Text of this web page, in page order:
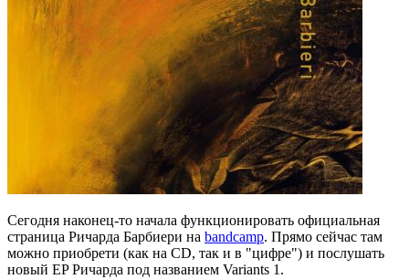
Сегодня наконец-то начала функционировать официальная
страница Ричарда Барбиери на bandcamp. Прямо сейчас там
можно приобрети (как на CD, так и в "цифре") и послушать
новый EP Ричарда под названием Variants 1.